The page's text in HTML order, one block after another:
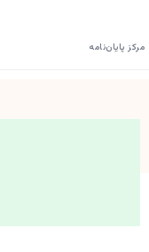
پایان‌نامه